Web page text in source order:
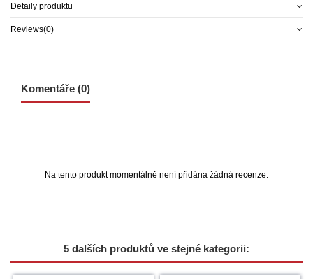
Detaily produktu
Reviews(0)
Komentáře (0)
Na tento produkt momentálně není přidána žádná recenze.
5 dalších produktů ve stejné kategorii: